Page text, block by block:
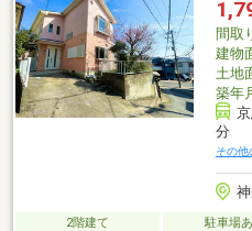
間取
建物
土地
築年
分
その他
2階建て 駐車場